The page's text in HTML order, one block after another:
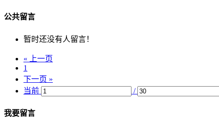
公共留言
暂时还没有人留言！
« 上一页
1
下一页 »
当前
/
我要留言